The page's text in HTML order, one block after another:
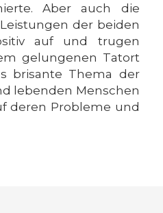
Aber auch die
der beiden
auf und trugen
gelungenen Tatort
brisante Thema der
lebenden Menschen
deren Probleme und